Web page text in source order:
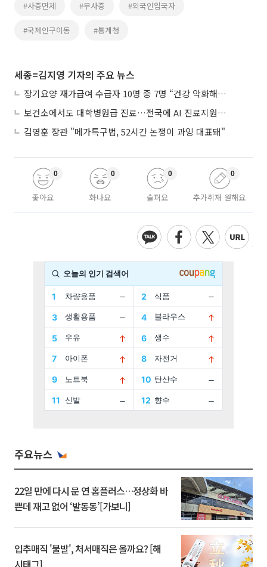
#사증면제 #무사증 #외국인입국자
#국제인구이동 #통계청
세종=김지영 기자의 주요 뉴스
장기요양 재가급여 수급자 10명 중 7명 “건강 악화해도 집에서”
보건소에서도 대학병원급 진료…전국에 AI 진료지원도구 보급
김영훈 장관 "메가특구법, 52시간 논쟁이 과잉 대표돼"
좋아요
0
화나요
0
슬퍼요
0
추가취재 원해요
0
주요뉴스
22일 만에 다시 문 연 홈플러스…정상화 바
쁜데 재고 없어 ‘발동동’[가보니]
입추매직 '불발', 처서매직은 올까요? [해